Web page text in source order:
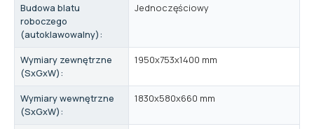
Budowa blatu
roboczego
(autoklawowalny):
Jednoczęściowy
Wymiary zewnętrzne
(SxGxW):
1950x753x1400 mm
Wymiary wewnętrzne
(SxGxW):
1830x580x660 mm